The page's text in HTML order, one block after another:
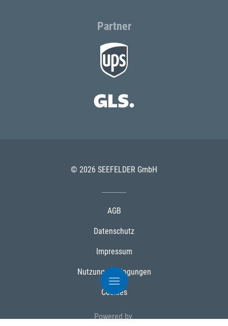
Partner
© 2026 SEEFELDER GmbH
AGB
Datenschutz
Impressum
Nutzungsbedingungen
Cookies
Powered by